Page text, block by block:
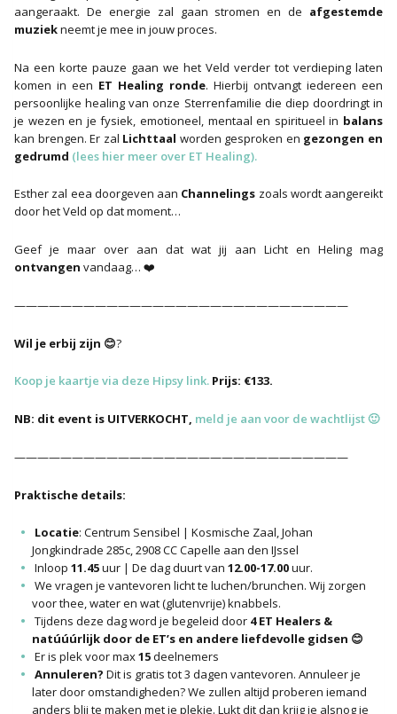
aangeraakt. De energie zal gaan stromen en de afgestemde
muziekneemt je mee in jouw proces.
Na een korte pauze gaan we het Veld verder tot verdieping laten
komen in een ET Healing ronde. Hierbij ontvangt iedereen een
persoonlijke healing van onze Sterrenfamilie die diep doordringt in
je wezen en je fysiek, emotioneel, mentaal en spiritueel in balans
kan brengen. Er zal Lichttaal worden gesproken en gezongen en
gedrumd (lees hier meer over ET Healing).
Esther zal eea doorgeven aan Channelings zoals wordt aangereikt
door het Veld op dat moment…
Geef je maar over aan dat wat jij aan Licht en Heling mag
ontvangen vandaag… ❤️
—————————————————————————————
Wil je erbij zijn 😊?
Koop je kaartje via deze Hipsy link. Prijs: €133.
NB: dit event is UITVERKOCHT, meld je aan voor de wachtlijst 🙂
—————————————————————————————
Praktische details:
Locatie: Centrum Sensibel | Kosmische Zaal, Johan
Jongkindrade 285c, 2908 CC Capelle aan den IJssel
Inloop 11.45uur | De dag duurt van 12.00-17.00uur.
We vragen je vantevoren licht te luchen/brunchen. Wij zorgen
voor thee, water en wat (glutenvrije) knabbels.
Tijdens deze dag word je begeleid door 4 ET Healers &
natúúúrlijk door de ET’s en andere liefdevolle gidsen 😊
Er is plek voor max15deelnemers
Annuleren? Dit is gratis tot 3 dagen vantevoren. Annuleer je
later door omstandigheden? We zullen altijd proberen iemand
anders blij te maken met je plekje. Lukt dit dan krijg je alsnog je